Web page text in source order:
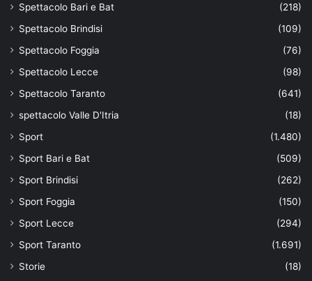
Spettacolo Bari e Bat
(218)
Spettacolo Brindisi
(109)
Spettacolo Foggia
(76)
Spettacolo Lecce
(98)
Spettacolo Taranto
(641)
spettacolo Valle D'Itria
(18)
Sport
(1.480)
Sport Bari e Bat
(509)
Sport Brindisi
(262)
Sport Foggia
(150)
Sport Lecce
(294)
Sport Taranto
(1.691)
Storie
(18)